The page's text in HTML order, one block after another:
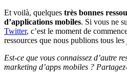
Et voilà, quelques très bonnes
d’applications mobiles. Si vous ne
Twitter, c’est le moment de
ressources que nous publions tous les
Est-ce que vous connaissez d’autre
marketing d’apps mobiles ?